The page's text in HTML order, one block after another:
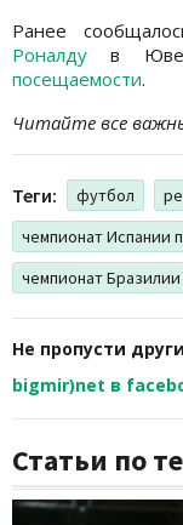
Ранее
Роналду в
посещаемости.
Читайте все
Теги: футбол
чемпионат Испании
чемпионат
Не пропусти
bigmir)net в
Статьи по